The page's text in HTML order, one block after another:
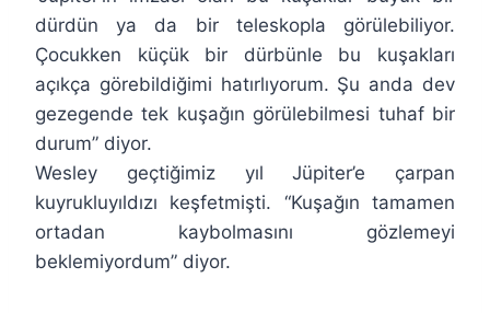
dürdün ya da bir teleskopla görülebiliyor.
Çocukken küçük bir dürbünle bu kuşakları
açıkça görebildiğimi hatırlıyorum. Şu anda dev
gezegende tek kuşağın görülebilmesi tuhaf bir
durum” diyor.
Wesley geçtiğimiz yıl Jüpiter’e çarpan
kuyrukluyıldızı keşfetmişti. “Kuşağın tamamen
ortadan kaybolmasını gözlemeyi
beklemiyordum” diyor.